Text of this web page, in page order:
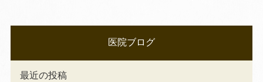
医院ブログ
最近の投稿